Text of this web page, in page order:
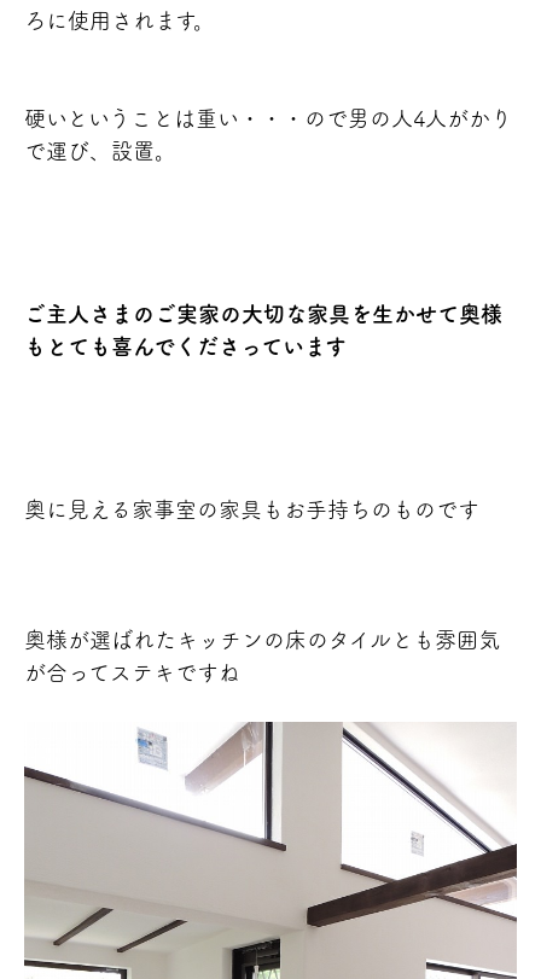
ろに使用されます。
硬いということは重い・・・ので男の人4人がかり
で運び、設置。
ご主人さまのご実家の大切な家具を生かせて奥様
もとても喜んでくださっています
奥に見える家事室の家具もお手持ちのものです
奥様が選ばれたキッチンの床のタイルとも雰囲気
が合ってステキですね